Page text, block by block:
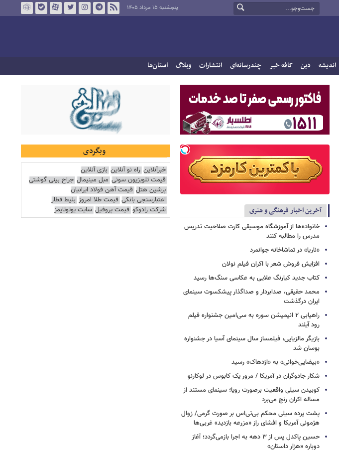
پنجشنبه ۱۵ مرداد ۱۴۰۵
اندیشه دین کافه خبر چندرسانه‌ای انتشارات وبلاگ استان‌ها
آخرین اخبار فرهنگی و هنری
خانواده‌ها از آموزشگاه موسیقی کارت صلاحیت تدریس
مدرس را مطالبه کنند
«ناریا» در تماشاخانه جوانمرد
افزایش فروش شعر با اکران فیلم نولان
کتاب جدید کیارنگ علایی به عکاسی سنگ‌ها رسید
محمد حقیقی، صدابردار و صداگذار پیشکسوت سینمای
ایران درگذشت
راهیابی ۲ انیمیشن سوره به سی‌امین جشنواره فیلم
رود آیلند
بازیگر مالزیایی، فیلمساز سال سینمای آسیا در جشنواره
بوسان شد
«بیضایی‌خوانی» به «اژدهاک» رسید
شکار جادوگران در آمریکا / مرور یک کابوس در لوکارنو
کوبیدن سیلی واقعیت برصورت رویا؛ سینمای مستند از
مساله اکران رنج می‌برد
پشت پرده سیلی محکم بی‌تی‌اس بر صورت گرمی/ زوال
هژمونی آمریکا و افشای راز «مزرعه بازدید» غربی‌ها
حسین پاکدل پس از ۳ دهه به اجرا بازمی‌گردد؛ آغاز
دوباره «هزار داستان»
وبگردی
خبرآنلاین راه نو آنلاین بازی آنلاین
قیمت تلویزیون سونی مبل مینیمال جراح بینی گوشتی
پرشین هتل قیمت آهن فولاد ایرانیان
اعتبارسنجی بانکی قیمت طلا امروز بلیط قطار
شرکت رادوکو قیمت پروفیل سایت یوتوتایمز